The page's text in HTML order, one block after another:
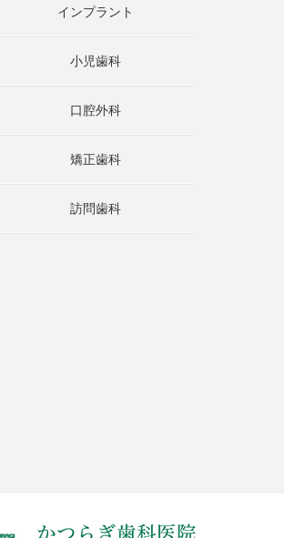
インプラント
小児歯科
口腔外科
矯正歯科
訪問歯科